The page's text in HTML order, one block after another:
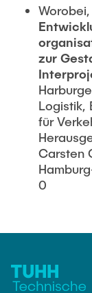
Worobei,
zur
Logistik,
für
Carsten
0